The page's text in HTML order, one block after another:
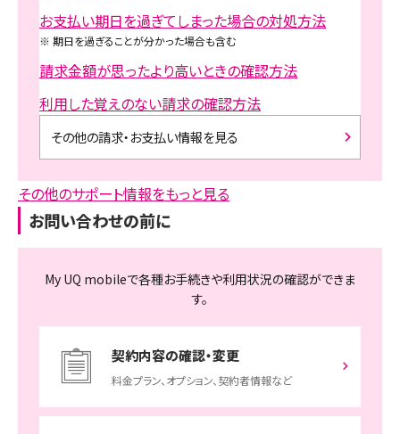
お支払い期日を過ぎてしまった場合の対処方法
※ 期日を過ぎることが分かった場合も含む
請求金額が思ったより高いときの確認方法
利用した覚えのない請求の確認方法
その他の請求・お支払い情報を見る
その他のサポート情報をもっと見る
お問い合わせの前に
My UQ mobileで各種お手続きや利用状況の確認ができま
す。
契約内容の確認・変更
料金プラン、オプション、契約者情報など